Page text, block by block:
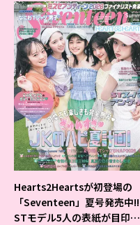
Hearts2Heartsが初登場の
「Seventeen」夏号発売中!!
STモデル5人の表紙が目印だ